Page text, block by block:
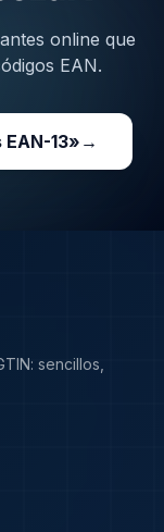
online que
EAN.
13» →
sencillos,